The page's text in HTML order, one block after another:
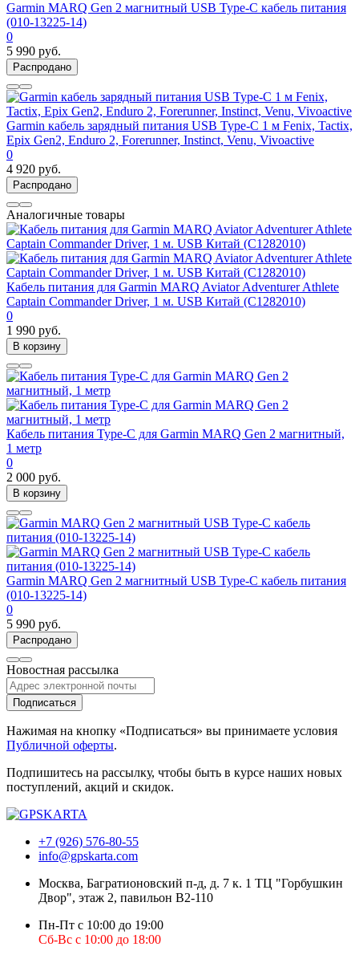
Garmin MARQ Gen 2 магнитный USB Type-C кабель питания
(010-13225-14)
0
5 990 руб.
Распродано
Garmin кабель зарядный питания USB Type-C 1 м Fenix, Tactix,
Epix Gen2, Enduro 2, Forerunner, Instinct, Venu, Vivoactive
0
4 920 руб.
Распродано
Аналогичные товары
Кабель питания для Garmin MARQ Aviator Adventurer Athlete
Captain Commander Driver, 1 м. USB Китай (C1282010)
0
1 990 руб.
В корзину
Кабель питания Type-C для Garmin MARQ Gen 2 магнитный,
1 метр
0
2 000 руб.
В корзину
Garmin MARQ Gen 2 магнитный USB Type-C кабель питания
(010-13225-14)
0
5 990 руб.
Распродано
Новостная рассылка
Подписаться
Нажимая на кнопку «Подписаться» вы принимаете условия
Публичной оферты.
Подпишитесь на рассылку, чтобы быть в курсе наших новых
поступлений, акций и скидок.
+7 (926) 576-80-55
info@gpskarta.com
Москва, Багратионовский п-д, д. 7 к. 1 ТЦ "Горбушкин
Двор", этаж 2, павильон B2-110
Пн-Пт с 10:00 до 19:00
Сб-Вс с 10:00 до 18:00